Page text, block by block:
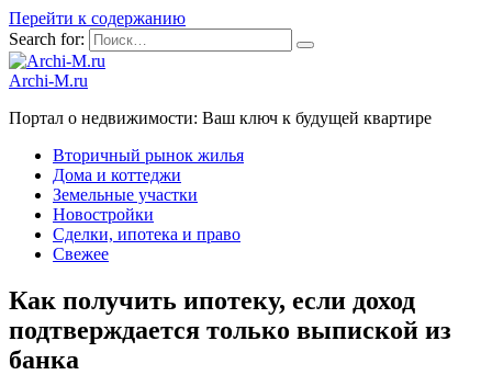
Перейти к содержанию
Search for:
Archi-M.ru
Портал о недвижимости: Ваш ключ к будущей квартире
Вторичный рынок жилья
Дома и коттеджи
Земельные участки
Новостройки
Сделки, ипотека и право
Свежее
Как получить ипотеку, если доход
подтверждается только выпиской из
банка